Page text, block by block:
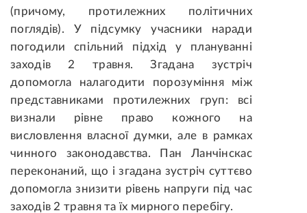
(причому, протилежних політичних
поглядів). У підсумку учасники наради
погодили спільний підхід у плануванні
заходів 2 травня. Згадана зустріч
допомогла налагодити порозуміння між
представниками протилежних груп: всі
визнали рівне право кожного на
висловлення власної думки, але в рамках
чинного законодавства. Пан Ланчінскас
переконаний, що і згадана зустріч суттєво
допомогла знизити рівень напруги під час
заходів 2 травня та їх мирного перебігу.